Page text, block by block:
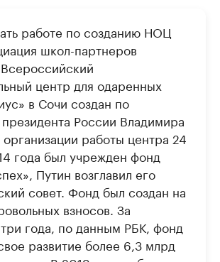
работе по созданию НОЦ
школ-партнеров
центр для одаренных
в Сочи создан по
России Владимира
работы центра 24
года был учрежден фонд
Путин возглавил его
совет. Фонд был создан на
взносов. За
года, по данным РБК, фонд
развитие более 6,3 млрд